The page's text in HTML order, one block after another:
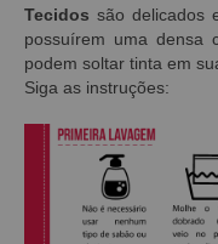
Tecidos são delicados
possuírem uma densa
podem soltar tinta em
Siga as instruções: